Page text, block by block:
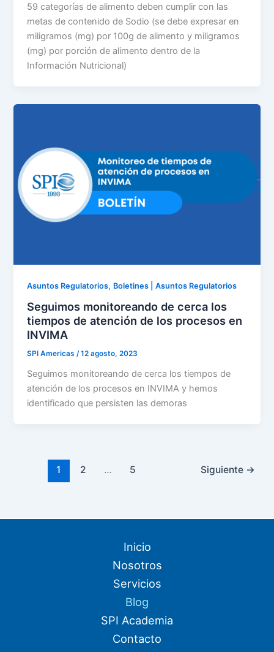
59 categorías de alimento deben cumplir con las
metas de contenido de Sodio (se debe expresar en
miligramos (mg) por 100g de alimento y miligramos
(mg) por porción de alimento dentro de la
Información Nutricional)
Asuntos Regulatorios, Boletines | Asuntos Regulatorios
Seguimos monitoreando de cerca los
tiempos de atención de los procesos en
INVIMA
SPI Americas/12 agosto, 2023
Seguimos monitoreando de cerca los tiempos de
atención de los procesos en INVIMA y hemos
identificado que persisten las demoras
1 2 … 5 Siguiente →
Inicio
Nosotros
Servicios
Blog
SPI Academia
Contacto